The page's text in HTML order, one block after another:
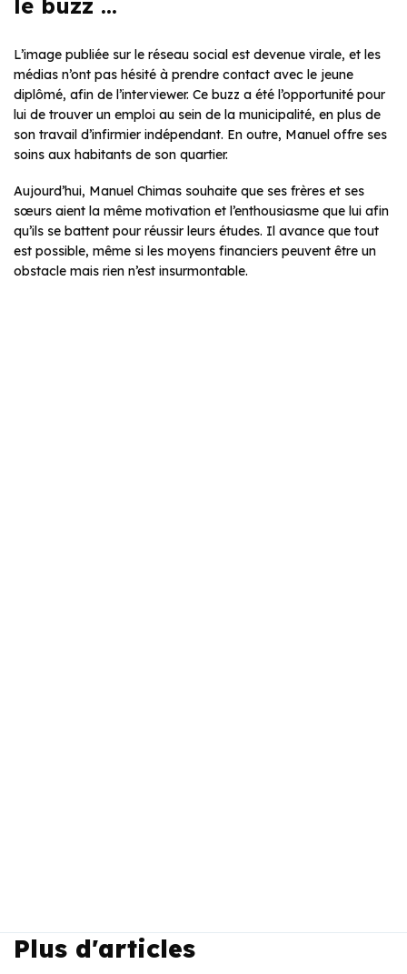
L’image publiée sur le réseau social est devenue virale, et les
médias n’ont pas hésité à prendre contact avec le jeune
diplômé, afin de l’interviewer. Ce buzz a été l’opportunité pour
lui de trouver un emploi au sein de la municipalité, en plus de
son travail d’infirmier indépendant. En outre, Manuel offre ses
soins aux habitants de son quartier.
Aujourd’hui, Manuel Chimas souhaite que ses frères et ses
sœurs aient la même motivation et l’enthousiasme que lui afin
qu’ils se battent pour réussir leurs études. Il avance que tout
est possible, même si les moyens financiers peuvent être un
obstacle mais rien n’est insurmontable.
Plus d'articles